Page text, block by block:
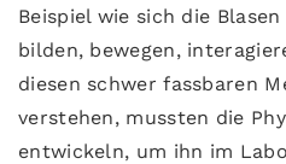
Beispiel wie sich die
bilden, bewegen,
diesen schwer fassbaren
verstehen, mussten die
entwickeln, um ihn im